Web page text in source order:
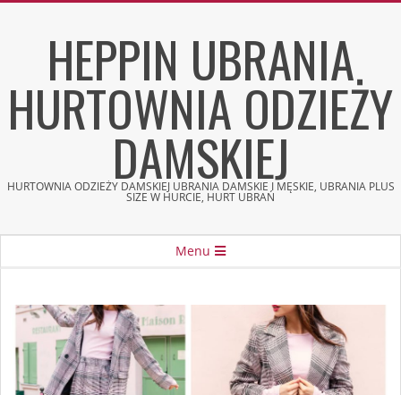
HEPPIN UBRANIA
HURTOWNIA ODZIEŻY
DAMSKIEJ
HURTOWNIA ODZIEŻY DAMSKIEJ UBRANIA DAMSKIE I MĘSKIE, UBRANIA PLUS
SIZE W HURCIE, HURT UBRAŃ
Menu